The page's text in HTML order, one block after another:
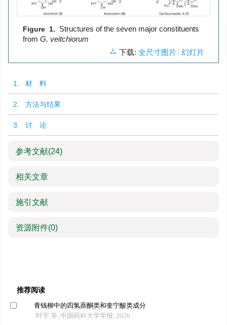
Figure 1.
Structures of the seven major constituents
from G. veitchiorum
下载: 全尺寸图片 幻灯片
1. 材 料
2. 方法与结果
3. 讨 论
参考文献(24)
相关文章
施引文献
资源附件(0)
推荐阅读
青钱柳中的四氢萘酮类和奎宁酸类成分
叶宇 等, 中国药科大学学报, 2026